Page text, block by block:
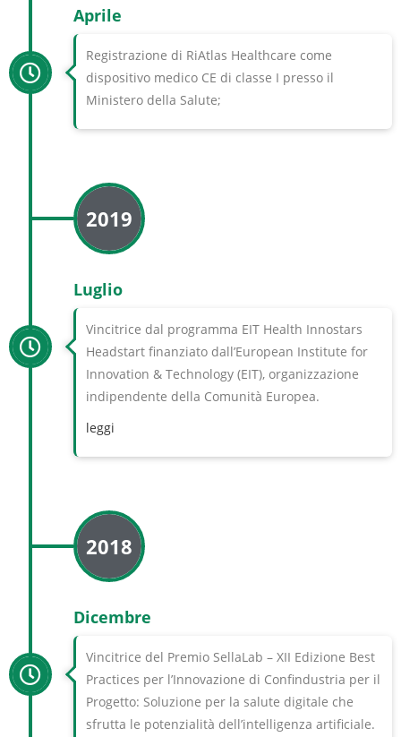
Aprile
Registrazione di RiAtlas Healthcare come
dispositivo medico CE di classe I presso il
Ministero della Salute;
2019
Luglio
Vincitrice dal programma EIT Health Innostars
Headstart finanziato dall’European Institute for
Innovation & Technology (EIT), organizzazione
indipendente della Comunità Europea.
leggi
2018
Dicembre
Vincitrice del Premio SellaLab – XII Edizione Best
Practices per l’Innovazione di Confindustria per il
Progetto: Soluzione per la salute digitale che
sfrutta le potenzialità dell’intelligenza artificiale.